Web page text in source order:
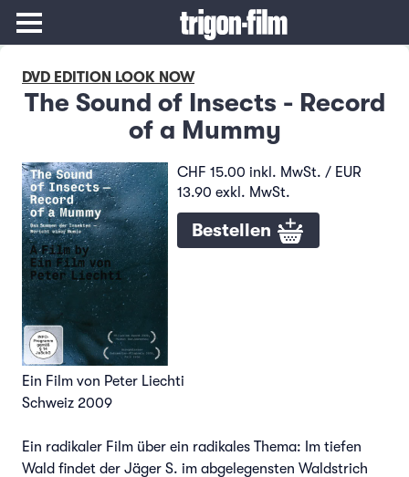
DVD EDITION LOOK NOW
The Sound of Insects - Record
of a Mummy
CHF 15.00 inkl. MwSt. / EUR
13.90 exkl. MwSt.
Bestellen
Ein Film von Peter Liechti
Schweiz 2009
Ein radikaler Film über ein radikales Thema: Im tiefen
Wald findet der Jäger S. im abgelegensten Waldstrich